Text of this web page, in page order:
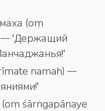
(oṃ
— 'Держащий
namaḥ) —
śārṅgapāṇaye